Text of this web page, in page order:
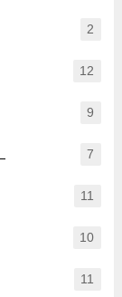
2
12
9
7
11
10
11